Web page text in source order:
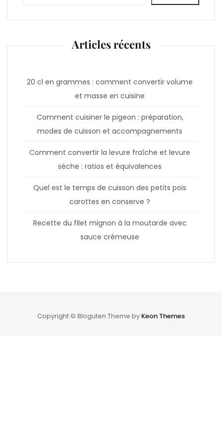
Articles récents
20 cl en grammes : comment convertir volume
et masse en cuisine
Comment cuisiner le pigeon : préparation,
modes de cuisson et accompagnements
Comment convertir la levure fraîche et levure
sèche : ratios et équivalences
Quel est le temps de cuisson des petits pois
carottes en conserve ?
Recette du filet mignon à la moutarde avec
sauce crémeuse
Copyright © Bloguten Theme by Keon Themes